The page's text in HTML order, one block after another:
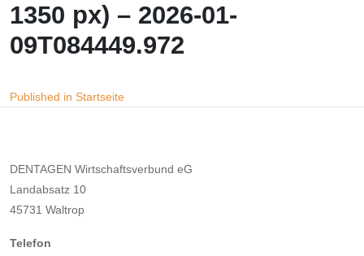
1350 px) – 2026-01-
09T084449.972
Beitragsnavigation
Published in Startseite
DENTAGEN Wirtschaftsverbund eG
Landabsatz 10
45731 Waltrop
Telefon